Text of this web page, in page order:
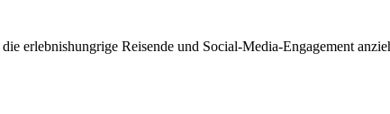
erlebnishungrige Reisende und Social-Media-Engagement